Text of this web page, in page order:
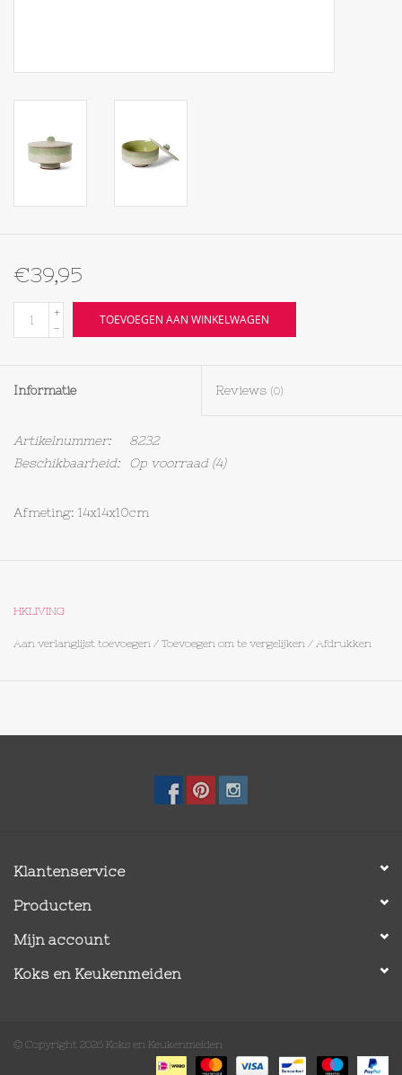
Keukenspullen
Food
Boeken
Textiel
Olieflessen
€39,95
+
-
TOEVOEGEN AAN WINKELWAGEN
Informatie Reviews (0)
Artikelnummer:
8232
Beschikbaarheid:
Op voorraad(4)
Afmeting: 14x14x10cm
HKLIVING
Aan verlanglijst toevoegen / Toevoegen om te vergelijken / Afdrukken
Klantenservice
Producten
Mijn account
Koks en Keukenmeiden
© Copyright 2026 Koks en Keukenmeiden